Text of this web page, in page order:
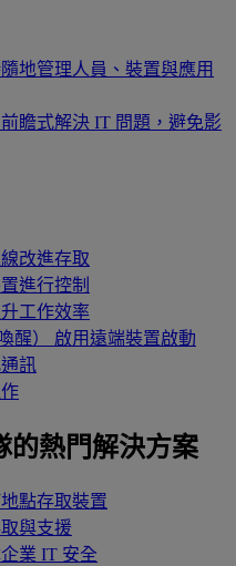
地管理人員、裝置與應用
前瞻式解決 IT 問題，避免影
改進存取
進行控制
工作效率
醒）
啟用遠端裝置啟動
訊
的熱門解決方案
點存取裝置
與支援
業 IT 安全